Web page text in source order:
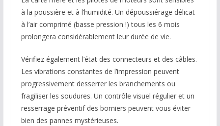
à la poussière et à l’humidité. Un dépoussiérage délicat
à l’air comprimé (basse pression !) tous les 6 mois
prolongera considérablement leur durée de vie.
Vérifiez également l’état des connecteurs et des câbles.
Les vibrations constantes de l’impression peuvent
progressivement desserrer les branchements ou
fragiliser les soudures. Un contrôle visuel régulier et un
resserrage préventif des borniers peuvent vous éviter
bien des pannes mystérieuses.